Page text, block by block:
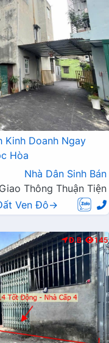
Kinh Doanh Ngay
Hòa
Nhà Dân Sinh Bán
Thông Thuận Tiện
Ven Đô→
Đ.B 145